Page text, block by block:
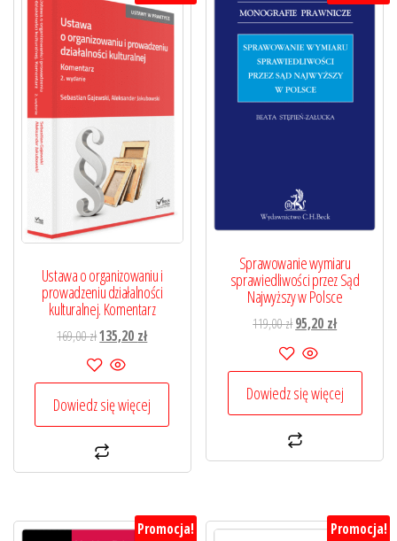
Ustawa o organizowaniu i
prowadzeniu działalności
kulturalnej. Komentarz
169,00złPierwotna
cena
wynosiła:
169,00 zł.
135,20 złAktualna
135,20 zł.
Dowiedz się więcej
Sprawowanie wymiaru
sprawiedliwości przez Sąd
Najwyższy w Polsce
119,00złPierwotna
cena
wynosiła:
119,00 zł.
95,20 złAktualna
95,20 zł.
Dowiedz się więcej
Promocja! Promocja!